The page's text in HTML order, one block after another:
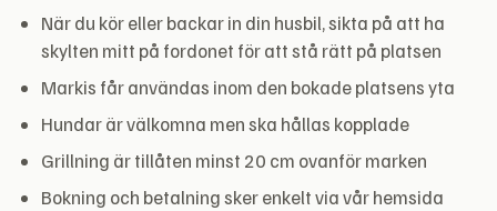
När du kör eller backar in din husbil, sikta på att ha
skylten mitt på fordonet för att stå rätt på platsen
Markis får användas inom den bokade platsens yta
Hundar är välkomna men ska hållas kopplade
Grillning är tillåten minst 20 cm ovanför marken
Bokning och betalning sker enkelt via vår hemsida